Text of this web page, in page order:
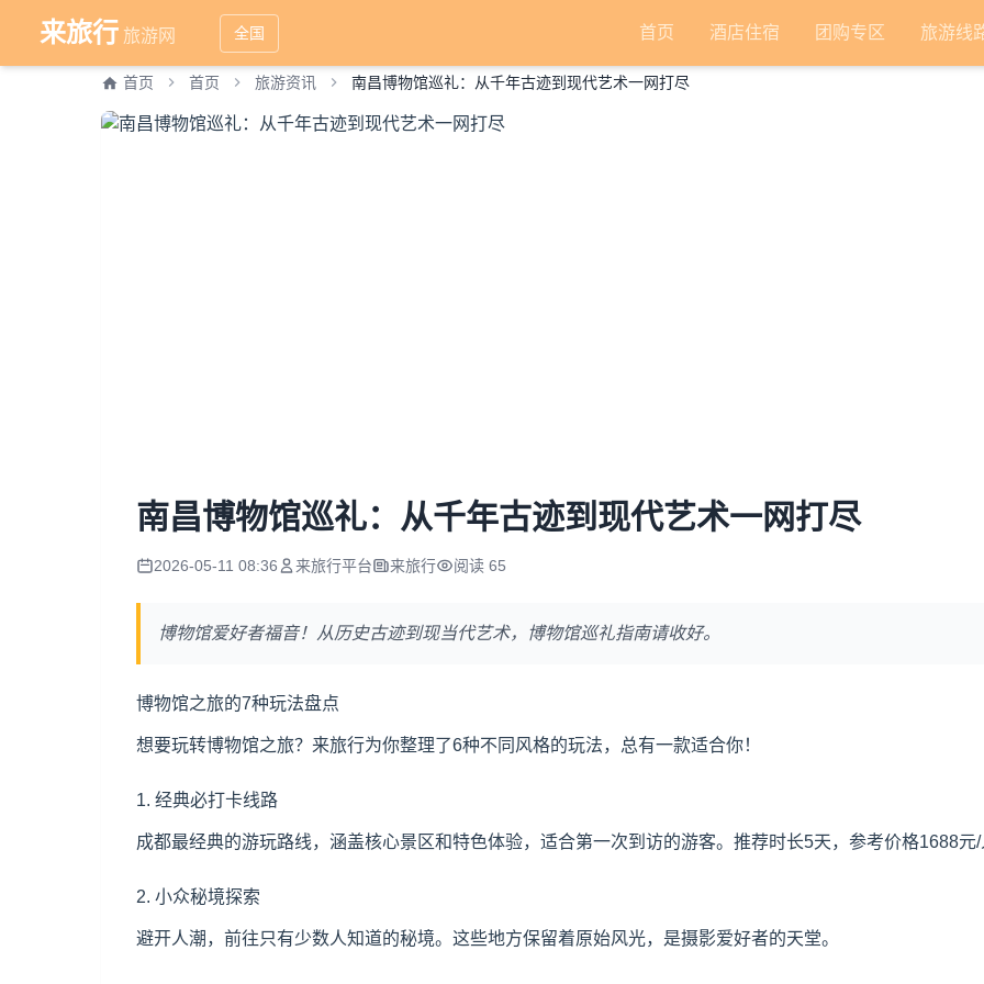
来旅行 旅游网 全国 首页 酒店住宿 团购专区 旅游线
首页 首页 旅游资讯 南昌博物馆巡礼：从千年古迹到现代艺术一网打尽
南昌博物馆巡礼：从千年古迹到现代艺术一网打尽
2026-05-11 08:36 来旅行平台 来旅行 阅读 65
博物馆爱好者福音！从历史古迹到现当代艺术，博物馆巡礼指南请收好。
博物馆之旅的7种玩法盘点
想要玩转博物馆之旅？来旅行为你整理了6种不同风格的玩法，总有一款适合你！
1. 经典必打卡线路
成都最经典的游玩路线，涵盖核心景区和特色体验，适合第一次到访的游客。推荐时长5天，参考价格1688元
2. 小众秘境探索
避开人潮，前往只有少数人知道的秘境。这些地方保留着原始风光，是摄影爱好者的天堂。